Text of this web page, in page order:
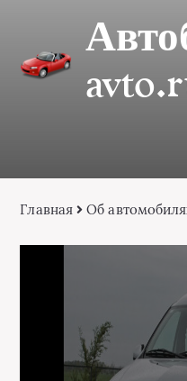
Главная Об